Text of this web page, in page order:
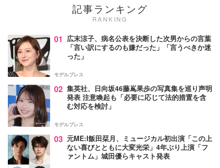
記事ランキング
RANKING
01 広末涼子、病名公表を決断した次男からの言葉
「言い訳にするのも嫌だった」「言うべきか迷
った」
モデルプレス
02 集英社、日向坂46藤嶌果歩の写真集を巡り声明
発表 注意喚起も「必要に応じて法的措置を含
む対応を検討」
モデルプレス
03 元ME:I飯田栞月、ミュージカル初出演「この上
ない喜びとともに大変光栄」4年ぶり上演「フ
ァントム」城田優らキャスト発表